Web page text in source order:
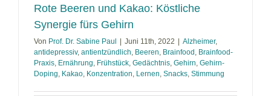
Rote Beeren und Kakao: Köstliche
Synergie fürs Gehirn
Von Prof. Dr. Sabine Paul Juni 11th, 2022 Alzheimer,
antidepressiv, antientzündlich, Beeren, Brainfood , Brainfood-
Praxis, Ernährung, Frühstück, Gedächtnis, Gehirn, Gehirn-
Doping, Kakao, Konzentration, Lernen, Snacks, Stimmung